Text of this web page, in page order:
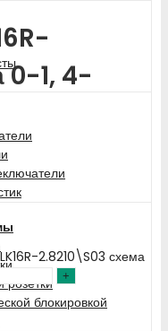
розетки
блокировкой
0-1, 4-
2.8210\S03 схема